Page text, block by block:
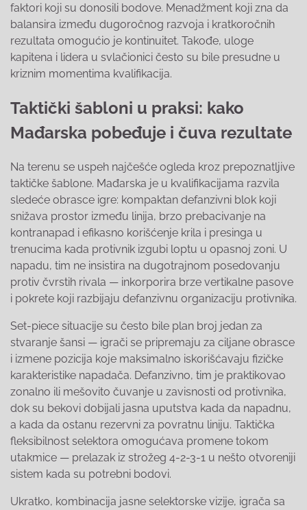
faktori koji su donosili bodove. Menadžment koji zna da
balansira između dugoročnog razvoja i kratkoročnih
rezultata omogućio je kontinuitet. Takođe, uloge
kapitena i lidera u svlačionici često su bile presudne u
kriznim momentima kvalifikacija.
Taktički šabloni u praksi: kako
Mađarska pobeđuje i čuva rezultate
Na terenu se uspeh najčešće ogleda kroz prepoznatljive
taktičke šablone. Mađarska je u kvalifikacijama razvila
sledeće obrasce igre: kompaktan defanzivni blok koji
snižava prostor između linija, brzo prebacivanje na
kontranapad i efikasno korišćenje krila i presinga u
trenucima kada protivnik izgubi loptu u opasnoj zoni. U
napadu, tim ne insistira na dugotrajnom posedovanju
protiv čvrstih rivala — inkorporira brze vertikalne pasove
i pokrete koji razbijaju defanzivnu organizaciju protivnika.
Set-piece situacije su često bile plan broj jedan za
stvaranje šansi — igrači se pripremaju za ciljane obrasce
i izmene pozicija koje maksimalno iskorišćavaju fizičke
karakteristike napadača. Defanzivno, tim je praktikovao
zonalno ili mešovito čuvanje u zavisnosti od protivnika,
dok su bekovi dobijali jasna uputstva kada da napadnu,
a kada da ostanu rezervni za povratnu liniju. Taktička
fleksibilnost selektora omogućava promene tokom
utakmice — prelazak iz strožeg 4-2-3-1 u nešto otvoreniji
sistem kada su potrebni bodovi.
Ukratko, kombinacija jasne selektorske vizije, igrača sa